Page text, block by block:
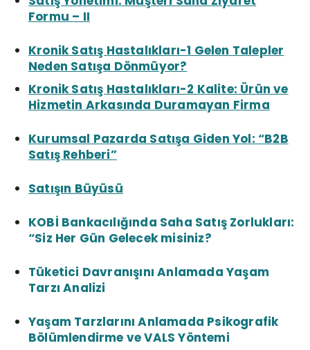
Formu – II
Kronik Satış Hastalıkları-1 Gelen Talepler
Neden Satışa Dönmüyor?
Kronik Satış Hastalıkları-2 Kalite: Ürün ve
Hizmetin Arkasında Duramayan Firma
Kurumsal Pazarda Satışa Giden Yol: “B2B
Satış Rehberi”
Satışın Büyüsü
KOBİ Bankacılığında Saha Satış Zorlukları:
“Siz Her Gün Gelecek misiniz?
Tüketici Davranışını Anlamada Yaşam
Tarzı Analizi
Yaşam Tarzlarını Anlamada Psikografik
Bölümlendirme ve VALS Yöntemi